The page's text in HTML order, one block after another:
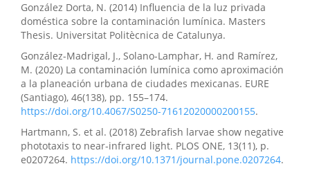
González Dorta, N. (2014) Influencia de la luz privada
doméstica sobre la contaminación lumínica. Masters
Thesis. Universitat Politècnica de Catalunya.
González-Madrigal, J., Solano-Lamphar, H. and Ramírez,
M. (2020) La contaminación lumínica como aproximación
a la planeación urbana de ciudades mexicanas. EURE
(Santiago), 46(138), pp. 155–174.
https://doi.org/10.4067/S0250-71612020000200155.
Hartmann, S. et al. (2018) Zebrafish larvae show negative
phototaxis to near-infrared light. PLOS ONE, 13(11), p.
e0207264. https://doi.org/10.1371/journal.pone.0207264.